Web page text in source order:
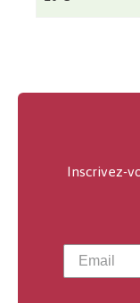
Inscrivez-